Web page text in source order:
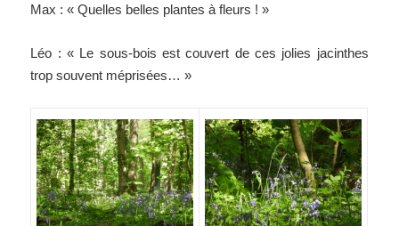
Max : « Quelles belles plantes à fleurs ! »
Léo : « Le sous-bois est couvert de ces jolies jacinthes
trop souvent méprisées… »